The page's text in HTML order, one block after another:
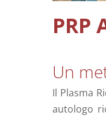
PRP
Un
Il Plasma
autologo